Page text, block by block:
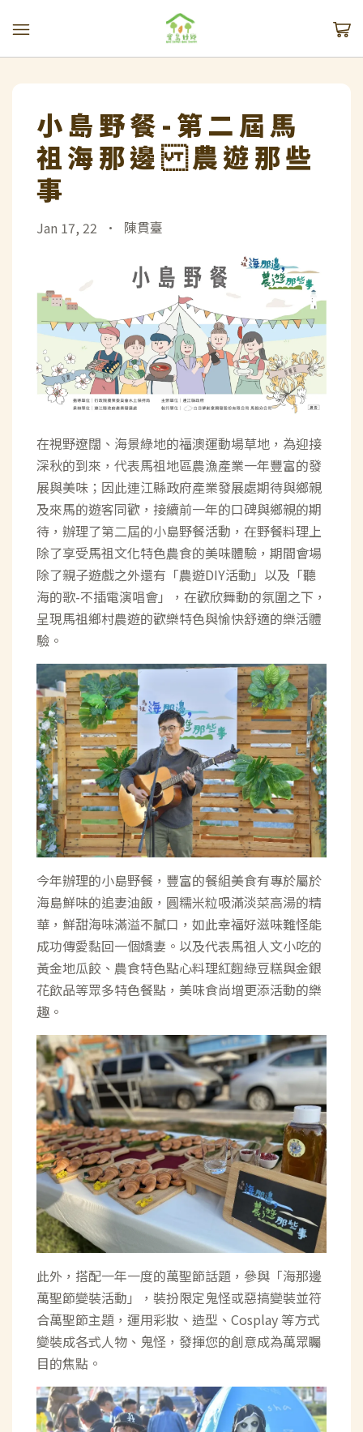
小島野餐-第二屆馬
祖海那邊 農遊那些
事
Jan 17, 22 • 陳貫臺
在視野遼闊、海景綠地的福澳運動場草地，為迎接
深秋的到來，代表馬祖地區農漁產業一年豐富的發
展與美味；因此連江縣政府產業發展處期待與鄉親
及來馬的遊客同歡，接續前一年的口碑與鄉親的期
待，辦理了第二屆的小島野餐活動，在野餐料理上
除了享受馬祖文化特色農食的美味體驗，期間會場
除了親子遊戲之外還有「農遊DIY活動」以及「聽
海的歌-不插電演唱會」，在歡欣舞動的氛圍之下，
呈現馬祖鄉村農遊的歡樂特色與愉快舒適的樂活體
驗。
今年辦理的小島野餐，豐富的餐組美食有專於屬於
海島鮮味的追妻油飯，圓糯米粒吸滿淡菜高湯的精
華，鮮甜海味滿溢不膩口，如此幸福好滋味難怪能
成功傳愛黏回一個嬌妻。以及代表馬祖人文小吃的
黃金地瓜餃、農食特色點心料理紅麴綠豆糕與金銀
花飲品等眾多特色餐點，美味食尚增更添活動的樂
趣。
此外，搭配一年一度的萬聖節話題，參與「海那邊
萬聖節變裝活動」，裝扮限定鬼怪或惡搞變裝並符
合萬聖節主題，運用彩妝、造型、Cosplay 等方式
變裝成各式人物、鬼怪，發揮您的創意成為萬眾矚
目的焦點。